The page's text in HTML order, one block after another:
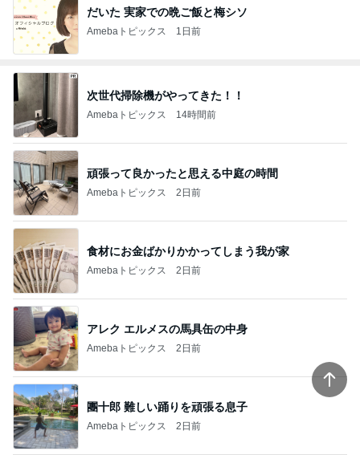
だいた 実家での晩ご飯と梅シソ
Amebaトピックス 1日前
次世代掃除機がやってきた！！
Amebaトピックス 14時間前
頑張って良かったと思える中庭の時間
Amebaトピックス 2日前
食材にお金ばかりかかってしまう我が家
Amebaトピックス 2日前
アレク エルメスの馬具缶の中身
Amebaトピックス 2日前
團十郎 難しい踊りを頑張る息子
Amebaトピックス 2日前